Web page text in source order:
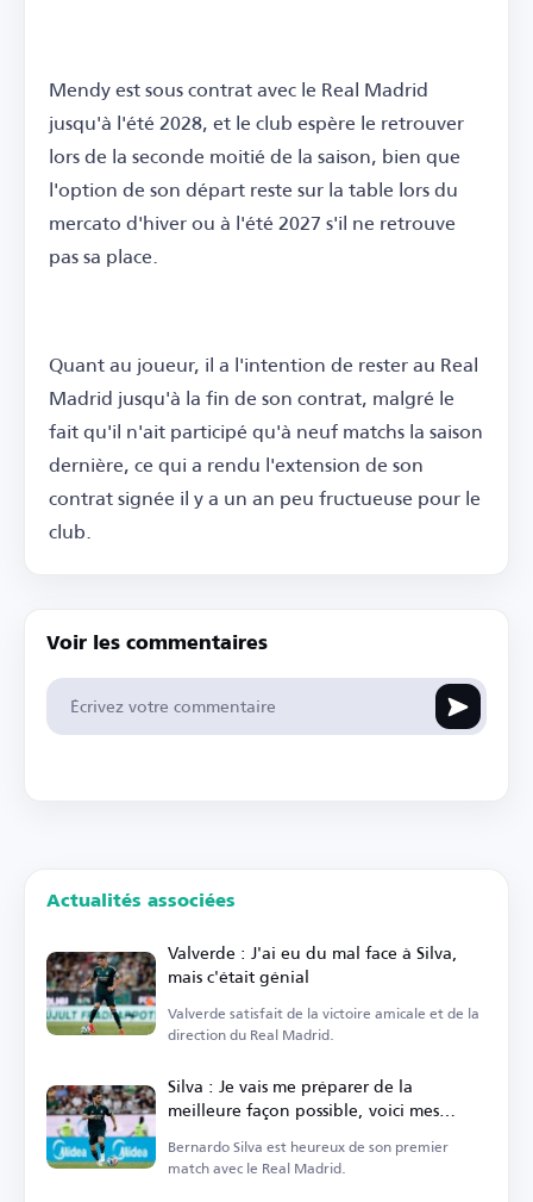
Mendy est sous contrat avec le Real Madrid
jusqu'à l'été 2028, et le club espère le retrouver
lors de la seconde moitié de la saison, bien que
l'option de son départ reste sur la table lors du
mercato d'hiver ou à l'été 2027 s'il ne retrouve
pas sa place.
Quant au joueur, il a l'intention de rester au Real
Madrid jusqu'à la fin de son contrat, malgré le
fait qu'il n'ait participé qu'à neuf matchs la saison
dernière, ce qui a rendu l'extension de son
contrat signée il y a un an peu fructueuse pour le
club.
Voir les commentaires
Actualités associées
Valverde : J'ai eu du mal face à Silva,
mais c'était génial
Valverde satisfait de la victoire amicale et de la
direction du Real Madrid.
Silva : Je vais me préparer de la
meilleure façon possible, voici mes
qualités
Bernardo Silva est heureux de son premier
match avec le Real Madrid.